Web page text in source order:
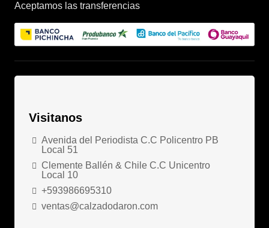
Aceptamos las transferencias
Visitanos
Avenida del Periodista C.C Policentro PB
Local 51
Clemente Ballén & Chile C.C Unicentro
Local 10
+593986695310
ventas@calzadodaron.com